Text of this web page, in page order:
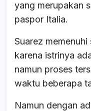
yang merupakan
paspor Italia.
Suarez
karena istrinya
namun proses
waktu beberapa
Namun dengan